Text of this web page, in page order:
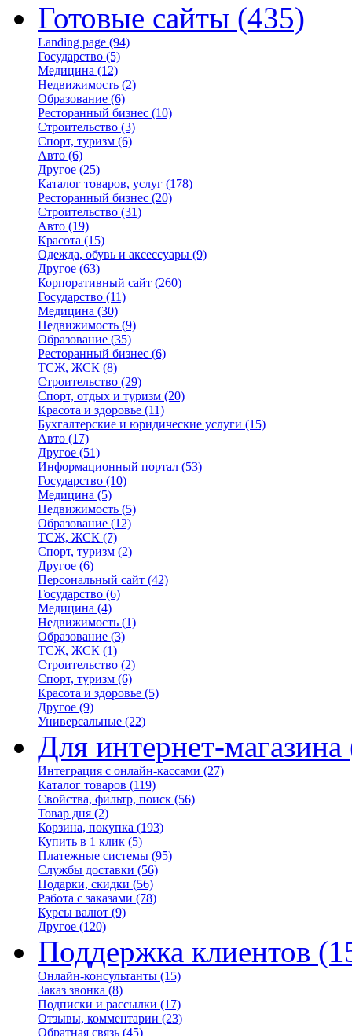
Готовые сайты (435)
Landing page (94)
Государство (5)
Медицина (12)
Недвижимость (2)
Образование (6)
Ресторанный бизнес (10)
Строительство (3)
Спорт, туризм (6)
Авто (6)
Другое (25)
Каталог товаров, услуг (178)
Ресторанный бизнес (20)
Строительство (31)
Авто (19)
Красота (15)
Одежда, обувь и аксессуары (9)
Другое (63)
Корпоративный сайт (260)
Государство (11)
Медицина (30)
Недвижимость (9)
Образование (35)
Ресторанный бизнес (6)
ТСЖ, ЖСК (8)
Строительство (29)
Спорт, отдых и туризм (20)
Красота и здоровье (11)
Бухгалтерские и юридические услуги (15)
Авто (17)
Другое (51)
Информационный портал (53)
Государство (10)
Медицина (5)
Недвижимость (5)
Образование (12)
ТСЖ, ЖСК (7)
Спорт, туризм (2)
Другое (6)
Персональный сайт (42)
Государство (6)
Медицина (4)
Недвижимость (1)
Образование (3)
ТСЖ, ЖСК (1)
Строительство (2)
Спорт, туризм (6)
Красота и здоровье (5)
Другое (9)
Универсальные (22)
Для интернет-магазина
Интеграция с онлайн-кассами (27)
Каталог товаров (119)
Свойства, фильтр, поиск (56)
Товар дня (2)
Корзина, покупка (193)
Купить в 1 клик (5)
Платежные системы (95)
Службы доставки (56)
Подарки, скидки (56)
Работа с заказами (78)
Курсы валют (9)
Другое (120)
Поддержка клиентов
Онлайн-консультанты (15)
Заказ звонка (8)
Подписки и рассылки (17)
Отзывы, комментарии (23)
Обратная связь (45)